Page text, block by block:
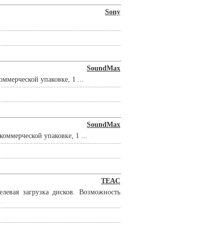
Sony
SoundMax
упаковке, 1 ...
SoundMax
упаковке, 1 ...
TEAC
загрузка дисков. Возможность